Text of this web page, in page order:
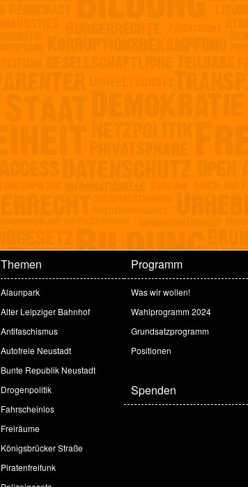
Themen
Alaunpark
Alter Leipziger Bahnhof
Antifaschismus
Autofreie Neustadt
Bunte Republik Neustadt
Drogenpolitik
Fahrscheinlos
Freiräume
Königsbrücker Straße
Piratenfreifunk
Programm
Was wir wollen!
Wahlprogramm 2024
Grundsatzprogramm
Positionen
Spenden